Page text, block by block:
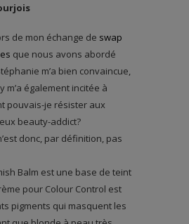
de mon échange de swap
que nous avons abordé
m’a bien convaincue,
m’a également incitée à
pouvais-je résister aux
beauty-addict?
donc, par définition, pas
Balm est une base de teint
pour Colour Control est
pigments qui masquent les